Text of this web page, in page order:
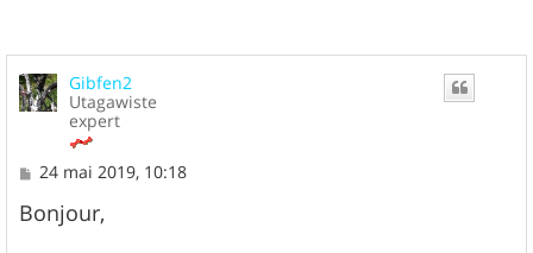
Gibfen2
Utagawiste
expert
M
s
s
24 mai 2019, 10:18
Bonjour,